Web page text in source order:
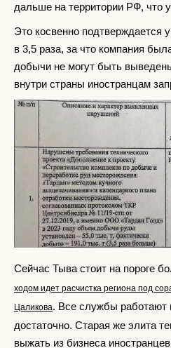
дальше на территории РФ, что
Это косвенно подтверждается
в 3,5 раза, за что компания
добычи не могут быть
внутри страны иностранцам
Сейчас Тыва стоит на пороге
ходом идет расчистка региона под
Цаликова. Все службы работают
достаточно. Старая же элита
выжать из бизнеса